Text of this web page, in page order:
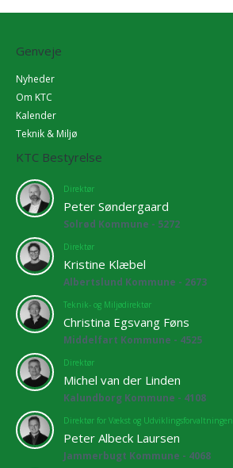
Genveje
Nyheder
Om KTC
Kalender
Teknik & Miljø
KTC Bestyrelse
Direktør
Peter Søndergaard
Solrød Kommune - 5272
Direktør
Kristine Klæbel
Albertslund Kommune - 2673
Teknik- og Miljødirektør
Christina Egsvang Føns
Middelfart Kommune - 4525
Direktør
Michel van der Linden
Kalundborg Kommune - 4108
Direktør for Vækst og Udviklingsforvaltningen
Peter Albeck Laursen
Jammerbugt Kommune - 4068